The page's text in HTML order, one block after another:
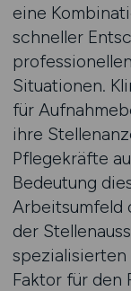
eine
schneller
Situationen.
für
ihre
Pflegekräfte
Bedeutung
Arbeitsumfeld
der
Faktor für den